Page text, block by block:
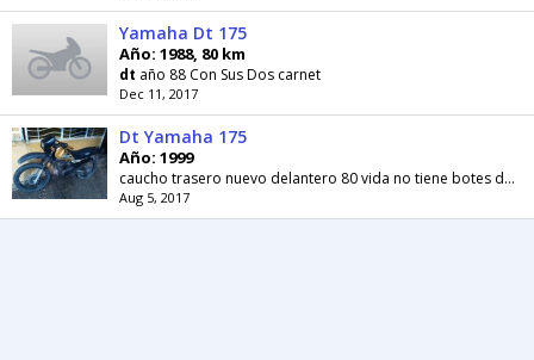
Yamaha Dt 175
Año: 1988, 80 km
dt año 88 Con Sus Dos carnet
Dec 11, 2017
Dt Yamaha 175
Año: 1999
caucho trasero nuevo delantero 80 vida no tiene botes de aceite funciona la corneta y sus luces Solo msj el tlf no se escucha bn o Cambio solo 2t
Aug 5, 2017